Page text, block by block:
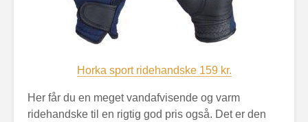
Horka sport ridehandske 159 kr.
Her får du en meget vandafvisende og varm
ridehandske til en rigtig god pris også. Det er den